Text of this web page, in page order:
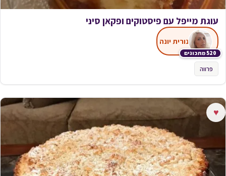
עוגת מייפל עם פיסטוקים ופקאן סיני
520 מתכונים
נורית יונה
פרווה
♥